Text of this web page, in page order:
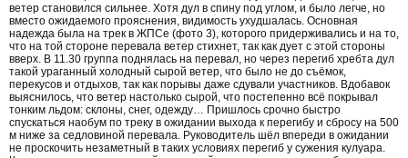
ветер становился сильнее. Хотя дул в спину под углом, и было легче, но
вместо ожидаемого прояснения, видимость ухудшалась. Основная
надежда была на трек в ЖПСе (фото 3), которого придерживались и на то,
что на той стороне перевала ветер стихнет, так как дует с этой стороны
вверх. В 11.30 группа поднялась на перевал, но через перегиб хребта дул
такой ураганный холодный сырой ветер, что было не до съёмок,
перекусов и отдыхов, так как порывы даже сдували участников. Вдобавок
выяснилось, что ветер настолько сырой, что постепенно всё покрывал
тонким льдом: склоны, снег, одежду… Пришлось срочно быстро
спускаться наобум по треку в ожидании выхода к перегибу и сбросу на 500
м ниже за седловиной перевала. Руководитель шёл впереди в ожидании
не проскочить незаметный в таких условиях перегиб у сужения кулуара.